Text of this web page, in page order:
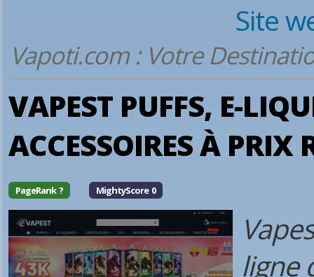
Site
Vapoti.com : Votre
VAPEST PUFFS, E-
ACCESSOIRES À PRIX
PageRank ? MightyScore 0
ligne